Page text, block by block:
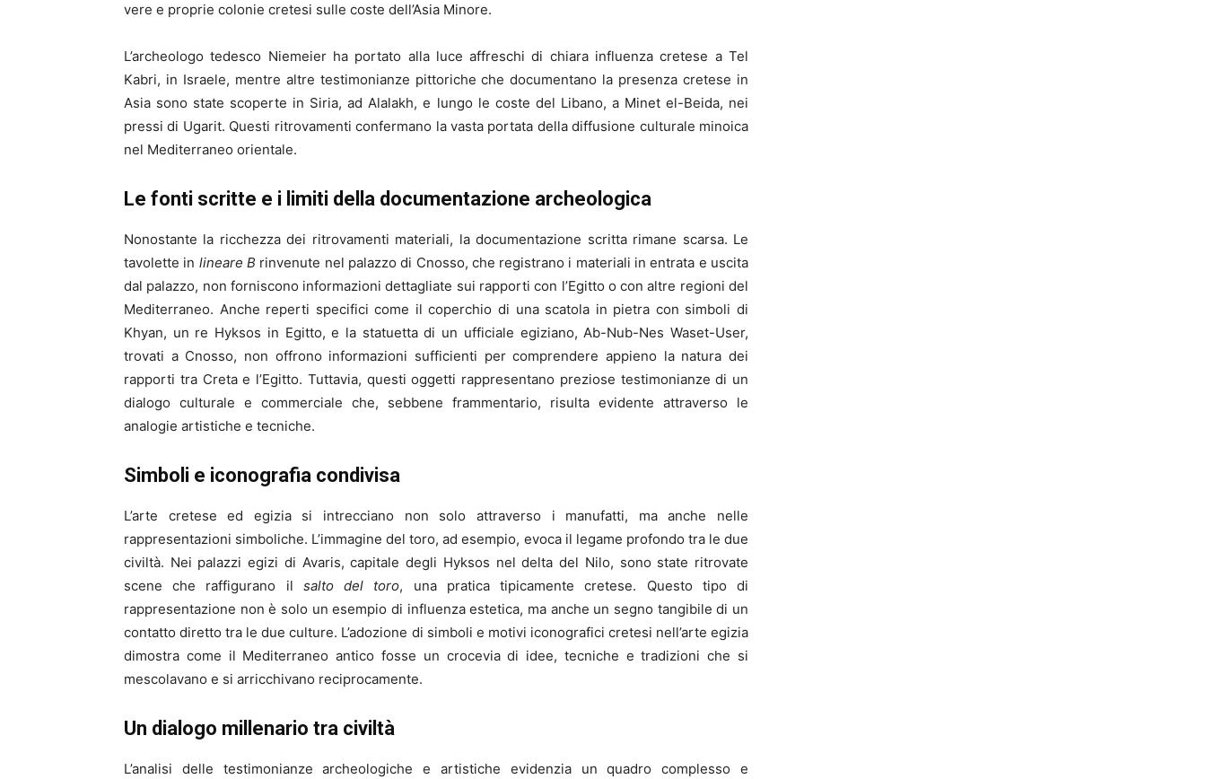
vere e proprie colonie cretesi sulle coste dell’Asia Minore.
L’archeologo tedesco Niemeier ha portato alla luce affreschi di chiara influenza cretese a Tel
Kabri, in Israele, mentre altre testimonianze pittoriche che documentano la presenza cretese in
Asia sono state scoperte in Siria, ad Alalakh, e lungo le coste del Libano, a Minet el-Beida, nei
pressi di Ugarit. Questi ritrovamenti confermano la vasta portata della diffusione culturale minoica
nel Mediterraneo orientale.
Le fonti scritte e i limiti della documentazione archeologica
Nonostante la ricchezza dei ritrovamenti materiali, la documentazione scritta rimane scarsa. Le
tavolette in lineare B rinvenute nel palazzo di Cnosso, che registrano i materiali in entrata e uscita
dal palazzo, non forniscono informazioni dettagliate sui rapporti con l’Egitto o con altre regioni del
Mediterraneo. Anche reperti specifici come il coperchio di una scatola in pietra con simboli di
Khyan, un re Hyksos in Egitto, e la statuetta di un ufficiale egiziano, Ab-Nub-Nes Waset-User,
trovati a Cnosso, non offrono informazioni sufficienti per comprendere appieno la natura dei
rapporti tra Creta e l’Egitto. Tuttavia, questi oggetti rappresentano preziose testimonianze di un
dialogo culturale e commerciale che, sebbene frammentario, risulta evidente attraverso le
analogie artistiche e tecniche.
Simboli e iconografia condivisa
L’arte cretese ed egizia si intrecciano non solo attraverso i manufatti, ma anche nelle
rappresentazioni simboliche. L’immagine del toro, ad esempio, evoca il legame profondo tra le due
civiltà. Nei palazzi egizi di Avaris, capitale degli Hyksos nel delta del Nilo, sono state ritrovate
scene che raffigurano il salto del toro, una pratica tipicamente cretese. Questo tipo di
rappresentazione non è solo un esempio di influenza estetica, ma anche un segno tangibile di un
contatto diretto tra le due culture. L’adozione di simboli e motivi iconografici cretesi nell’arte egizia
dimostra come il Mediterraneo antico fosse un crocevia di idee, tecniche e tradizioni che si
mescolavano e si arricchivano reciprocamente.
Un dialogo millenario tra civiltà
L’analisi delle testimonianze archeologiche e artistiche evidenzia un quadro complesso e